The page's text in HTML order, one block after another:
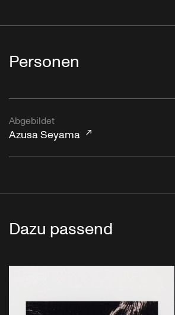
Personen
Abgebildet
Azusa Seyama
Dazu passend